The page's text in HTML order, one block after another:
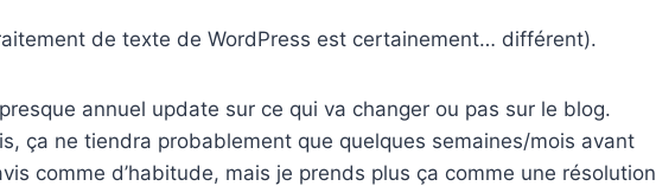
de texte de WordPress est certainement… différent).
presque annuel update sur ce qui va changer ou pas sur le blog.
ça ne tiendra probablement que quelques semaines/mois avant
comme d’habitude, mais je prends plus ça comme une résolution